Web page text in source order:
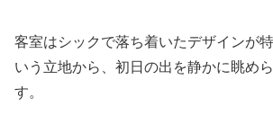
客室はシックで落ち着いたデザインが
いう立地から、初日の出を静かに眺め
す。